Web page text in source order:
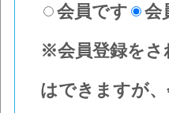
会員です
会
※会員登録をさ
はできますが、